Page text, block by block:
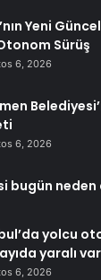
Yeni
Sürüş
6, 2026
6, 2026
bugün
yolcu
yaralı
6, 2026